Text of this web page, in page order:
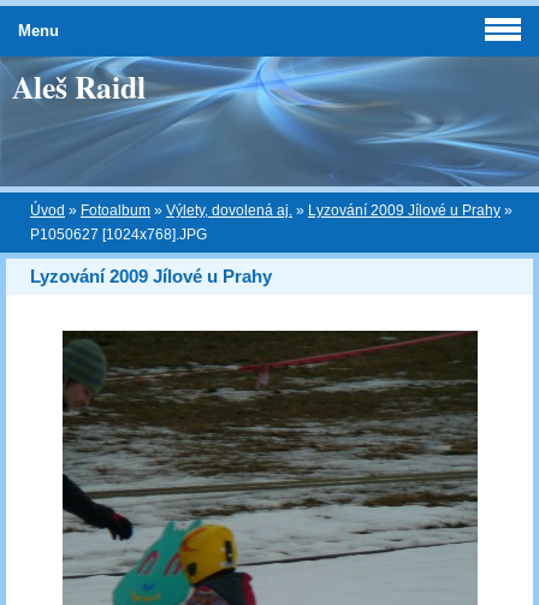
Aleš Raidl
Úvod » Fotoalbum » Výlety, dovolená aj. » Lyzování 2009 Jílové u Prahy »
P1050627 [1024x768].JPG
Lyzování 2009 Jílové u Prahy
Menu